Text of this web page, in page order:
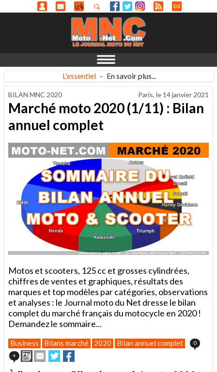
L'essentiel - En savoir plus...
BILAN MNC 2020 Paris, le 14 janvier 2021
Marché moto 2020 (1/11) : Bilan
annuel complet
Motos et scooters, 125 cc et grosses cylindrées,
chiffres de ventes et graphiques, résultats des
marques et top modèles par catégories, observations
et analyses : le Journal moto du Net dresse le bilan
complet du marché français du motocycle en 2020 !
Demandez le sommaire...
Business Bilans marché 2020 Bilan annuel complet
0
+
ImprimerEnvoyer
cet
Partager
sur
sur